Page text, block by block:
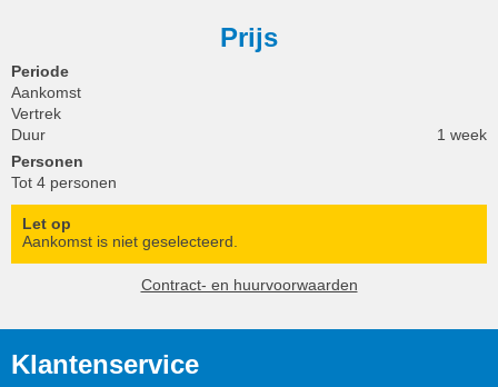
Prijs
Periode
Aankomst
Vertrek
Duur
1 week
Personen
Tot 4 personen
Let op
Aankomst is niet geselecteerd.
Contract- en huurvoorwaarden
Klantenservice